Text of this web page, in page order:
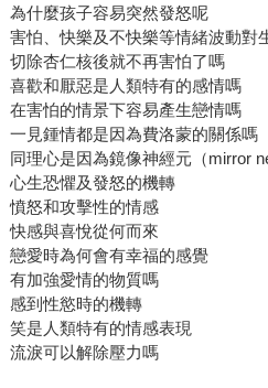
為什麼孩子容易突然發怒呢
害怕、快樂及不快樂等情緒波動對
切除杏仁核後就不再害怕了嗎
喜歡和厭惡是人類特有的感情嗎
在害怕的情景下容易產生戀情嗎
一見鍾情都是因為費洛蒙的關係嗎
同理心是因為鏡像神經元（mirror
心生恐懼及發怒的機轉
憤怒和攻擊性的情感
快感與喜悅從何而來
戀愛時為何會有幸福的感覺
有加強愛情的物質嗎
感到性慾時的機轉
笑是人類特有的情感表現
流淚可以解除壓力嗎